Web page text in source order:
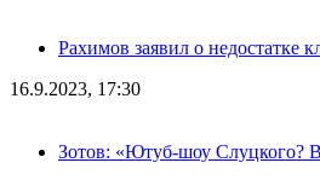
Рахимов заявил о недостатке
16.9.2023, 17:30
Зотов: «Ютуб-шоу Слуцкого?